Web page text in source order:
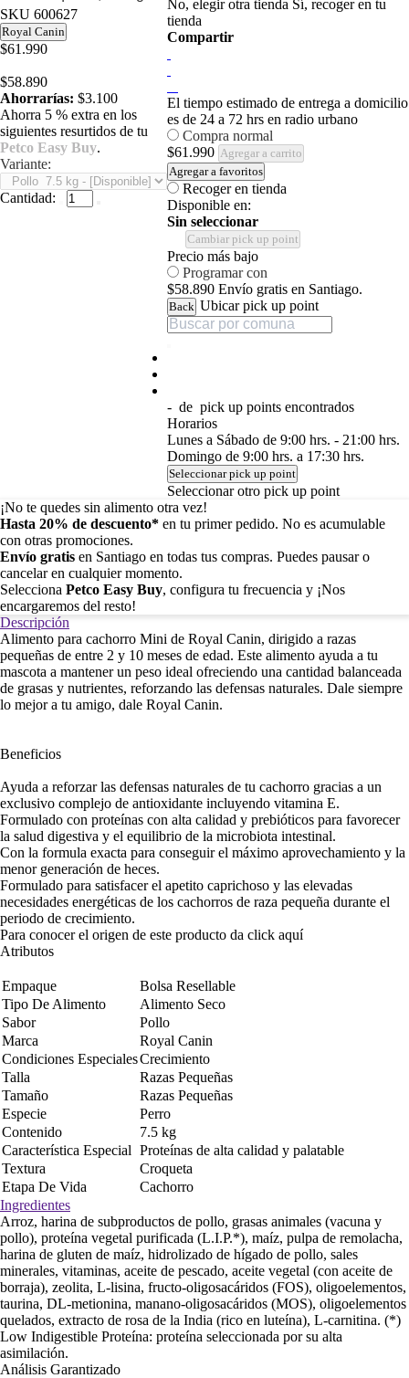
SKU 600627
Royal Canin
$61.990
$58.890
Ahorrarías: $3.100
Ahorra 5 % extra en los
siguientes resurtidos de tu
Petco Easy Buy.
Variante:
Cantidad:
No, elegir otra tienda Sí, recoger en tu
tienda
Compartir
El tiempo estimado de entrega a domicilio
es de 24 a 72 hrs en radio urbano
Compra normal
$61.990 Agregar a carrito
Agregar a favoritos
Recoger en tienda
Disponible en:
Sin seleccionar
Cambiar pick up point
Precio más bajo
Programar con
$58.890 Envío gratis en Santiago.
Back Ubicar pick up point
- de pick up points encontrados
Horarios
Lunes a Sábado de 9:00 hrs. - 21:00 hrs.
Domingo de 9:00 hrs. a 17:30 hrs.
Seleccionar pick up point
Seleccionar otro pick up point
¡No te quedes sin alimento otra vez!
Hasta 20% de descuento* en tu primer pedido. No es acumulable
con otras promociones.
Envío gratis en Santiago en todas tus compras. Puedes pausar o
cancelar en cualquier momento.
Selecciona Petco Easy Buy, configura tu frecuencia y ¡Nos
encargaremos del resto!
Descripción
Alimento para cachorro Mini de Royal Canin, dirigido a razas
pequeñas de entre 2 y 10 meses de edad. Este alimento ayuda a tu
mascota a mantener un peso ideal ofreciendo una cantidad balanceada
de grasas y nutrientes, reforzando las defensas naturales. Dale siempre
lo mejor a tu amigo, dale Royal Canin.
Beneficios
Ayuda a reforzar las defensas naturales de tu cachorro gracias a un
exclusivo complejo de antioxidante incluyendo vitamina E.
Formulado con proteínas con alta calidad y prebióticos para favorecer
la salud digestiva y el equilibrio de la microbiota intestinal.
Con la formula exacta para conseguir el máximo aprovechamiento y la
menor generación de heces.
Formulado para satisfacer el apetito caprichoso y las elevadas
necesidades energéticas de los cachorros de raza pequeña durante el
periodo de crecimiento.
Para conocer el origen de este producto da click aquí
Atributos
Empaque
Bolsa Resellable
Tipo De Alimento
Alimento Seco
Sabor
Pollo
Marca
Royal Canin
Condiciones EspecialesCrecimiento
Talla
Razas Pequeñas
Tamaño
Razas Pequeñas
Especie
Perro
Contenido
7.5 kg
Característica Especial Proteínas de alta calidad y palatable
Textura
Croqueta
Etapa De Vida
Cachorro
Ingredientes
Arroz, harina de subproductos de pollo, grasas animales (vacuna y
pollo), proteína vegetal purificada (L.I.P.*), maíz, pulpa de remolacha,
harina de gluten de maíz, hidrolizado de hígado de pollo, sales
minerales, vitaminas, aceite de pescado, aceite vegetal (con aceite de
borraja), zeolita, L-lisina, fructo-oligosacáridos (FOS), oligoelementos,
taurina, DL-metionina, manano-oligosacáridos (MOS), oligoelementos
quelados, extracto de rosa de la India (rico en luteína), L-carnitina. (*)
Low Indigestible Proteína: proteína seleccionada por su alta
asimilación.
Análisis Garantizado